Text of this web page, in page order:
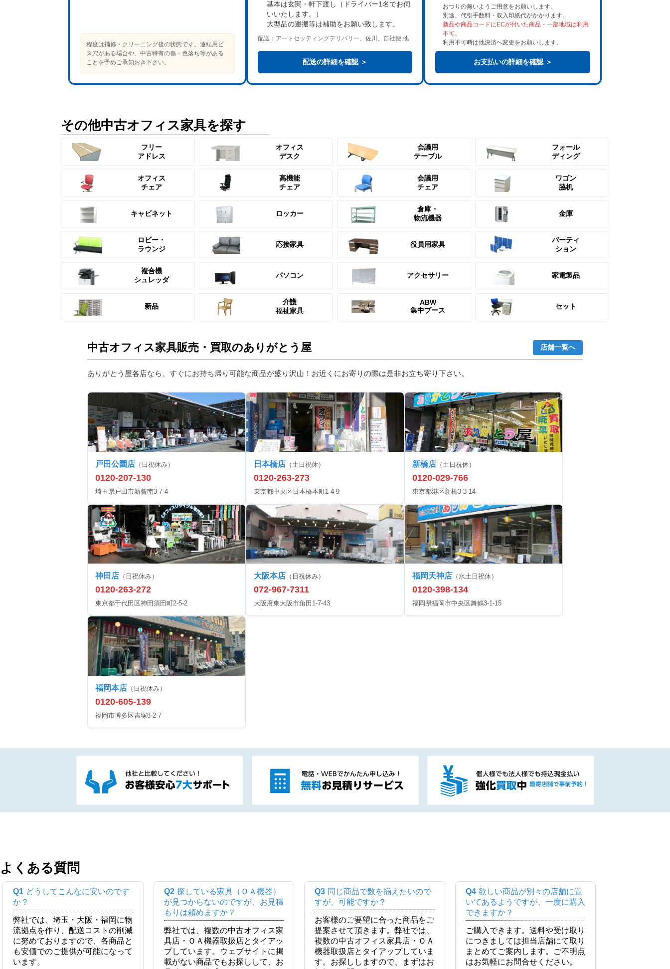
程度は補修・クリーニング後の状態です。連結用ビ
ス穴がある場合や、中古特有の傷・色落ち等がある
ことを予めご承知おき下さい。
基本は玄関・軒下渡し
（ドライバー1名でお伺
いいたします。）
大型品の運搬等は補助をお願い致します。
配送：アートセッティングデリバリー、佐川、自社便 他
配送の詳細を確認 ＞
おつりの無いようご用意をお願いします。
別途、代引手数料・収入印紙代がかかります。
新品や商品コードにECが付いた商品・一部地域は利用
不可。
利用不可時は他決済へ変更をお願いします。
お支払いの詳細を確認 ＞
その他中古オフィス家具を探す
フリー
アドレス
オフィス
デスク
会議用
テーブル
フォール
ディング
オフィス
チェア
高機能
チェア
会議用
チェア
ワゴン
脇机
キャビネット ロッカー
倉庫・
物流機器
金庫
ロビー・
ラウンジ
応接家具 役員用家具
パーティ
ション
複合機
シュレッダ
パソコン アクセサリー 家電製品
新品
介護
福祉家具
ABW
集中ブース
セット
中古オフィス家具販売・買取のありがとう屋 店舗一覧へ
ありがとう屋各店なら、すぐにお持ち帰り可能な商品が盛り沢山！お近くにお寄りの際は是非お立ち寄り下さい。
戸田公園店 （日祝休み）
0120-207-130
埼玉県戸田市新曾南3-7-4
日本橋店 （土日祝休）
0120-263-273
東京都中央区日本橋本町1-4-9
新橋店 （土日祝休）
0120-029-766
東京都港区新橋3-3-14
神田店 （日祝休み）
0120-263-272
東京都千代田区神田須田町2-5-2
大阪本店 （日祝休み）
072-967-7311
大阪府東大阪市角田1-7-43
福岡天神店 （水土日祝休）
0120-398-134
福岡県福岡市中央区舞鶴3-1-15
福岡本店 （日祝休み）
0120-605-139
福岡市博多区吉塚8-2-7
よくある質問
Q1 どうしてこんなに安いのです
か？
弊社では、埼玉・大阪・福岡に物
流拠点を作り、配送コストの削減
に努めておりますので、各商品と
も安価でのご提供が可能になって
います。
Q2 探している家具（ＯＡ機器）
が見つからないのですが、お見積
もりは頼めますか？
弊社では、複数の中古オフィス家
具店・ＯＡ機器取扱店とタイアッ
プしています。ウェブサイトに掲
載がない商品でもお探しして、お
Q3 同じ商品で数を揃えたいので
すが、可能ですか？
お客様のご要望に合った商品をご
提案させて頂きます。弊社では、
複数の中古オフィス家具店・ＯＡ
機器取扱店とタイアップしていま
す。お探ししますので、まずはお
Q4 欲しい商品が別々の店舗に置
いてあるようですが、一度に購入
できますか？
ご購入できます。送料や受け取り
につきましては担当店舗にて取り
まとめてご案内します。ご不明点
はお気軽にお問合せください。